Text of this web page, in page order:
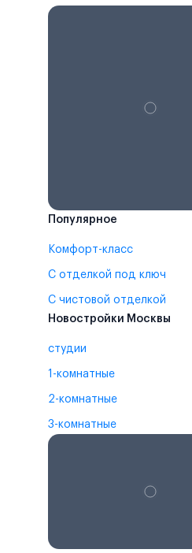
Популярное
Комфорт-класс
С отделкой под ключ
С чистовой отделкой
Новостройки Москвы
студии
1-комнатные
2-комнатные
3-комнатные